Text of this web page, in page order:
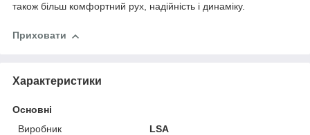
також більш комфортний рух, надійність і динаміку.
Приховати
Характеристики
Основні
Виробник
LSA